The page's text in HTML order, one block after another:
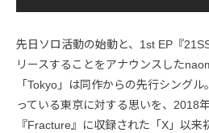
先日ソロ活動の始動と、1st EP『
リースすることをアナウンスした
「Tokyo」は同作からの先行シング
っている東京に対する思いを、2018
『Fracture』に収録された「X」以